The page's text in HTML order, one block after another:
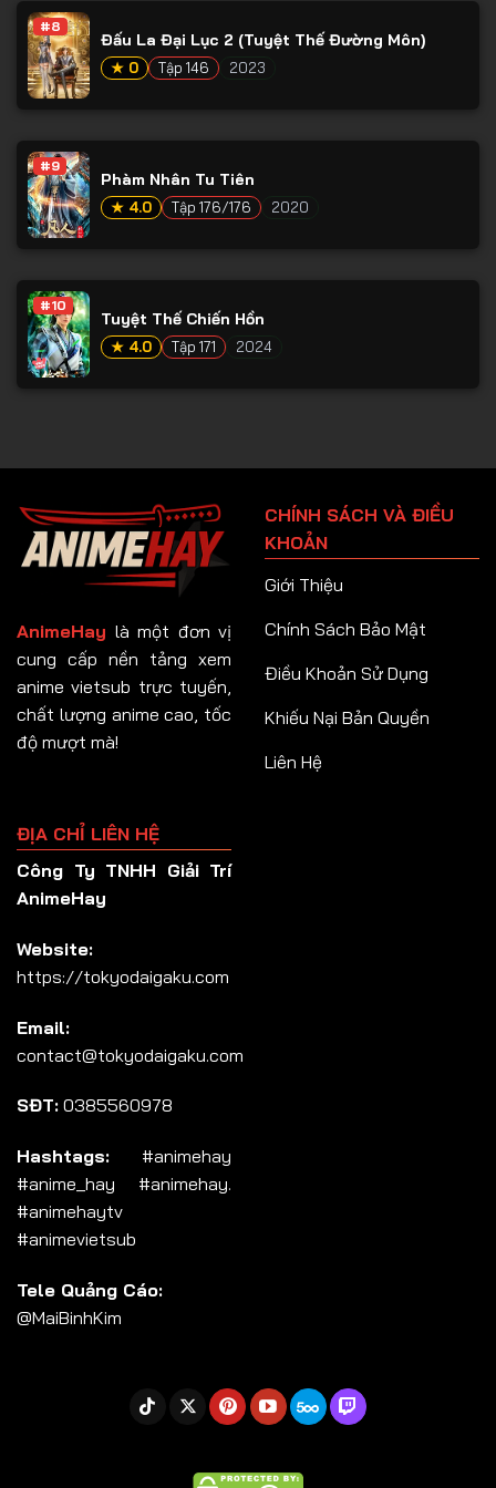
Tập 80
Tập 82
Tập 83
Tập 84
Tập 93
Tập 95
Tập 96
Tập 97
Tập 101
Tập 108
Tập 109
Tập 115
#8
Đấu La Đại Lục 2 (Tuyệt Thế Đường Môn)
★ 0 Tập 146 2023
#9
Phàm Nhân Tu Tiên
★ 4.0 Tập 176/176 2020
#10
Tuyệt Thế Chiến Hồn
★ 4.0 Tập 171 2024
AnimeHay là một đơn vị
cung cấp nền tảng xem
anime vietsub trực tuyến,
chất lượng anime cao, tốc
độ mượt mà!
CHÍNH SÁCH VÀ ĐIỀU
KHOẢN
Giới Thiệu
Chính Sách Bảo Mật
Điều Khoản Sử Dụng
Khiếu Nại Bản Quyền
Liên Hệ
ĐỊA CHỈ LIÊN HỆ
Công Ty TNHH Giải Trí
AnimeHay
Website:
https://tokyodaigaku.com
Email:
contact@tokyodaigaku.com
SĐT: 0385560978
Hashtags: #animehay
#anime_hay #animehay.
#animehaytv
#animevietsub
Tele Quảng Cáo:
@MaiBinhKim